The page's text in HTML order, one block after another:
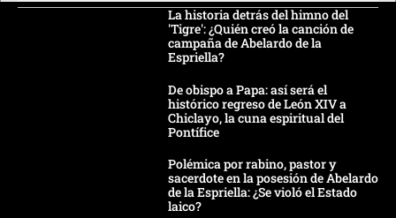
La historia detrás del himno del
'Tigre': ¿Quién creó la canción de
campaña de Abelardo de la
Espriella?
De obispo a Papa: así será el
histórico regreso de León XIV a
Chiclayo, la cuna espiritual del
Pontífice
Polémica por rabino, pastor y
sacerdote en la posesión de Abelardo
de la Espriella: ¿Se violó el Estado
laico?